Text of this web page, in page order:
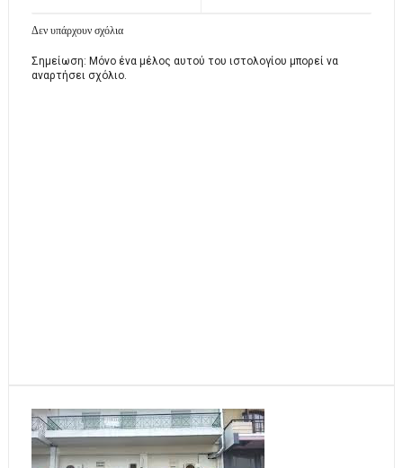
Δεν υπάρχουν σχόλια
Σημείωση: Μόνο ένα μέλος αυτού του ιστολογίου μπορεί να
αναρτήσει σχόλιο.